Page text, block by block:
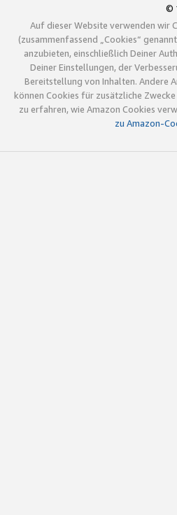
©
Auf dieser Website verwenden wir
(zusammenfassend „Cookies“
anzubieten, einschließlich Deiner
Deiner Einstellungen, der
Bereitstellung von Inhalten. Andere
können Cookies für zusätzliche
zu erfahren, wie Amazon Cookies
zu Amazon-